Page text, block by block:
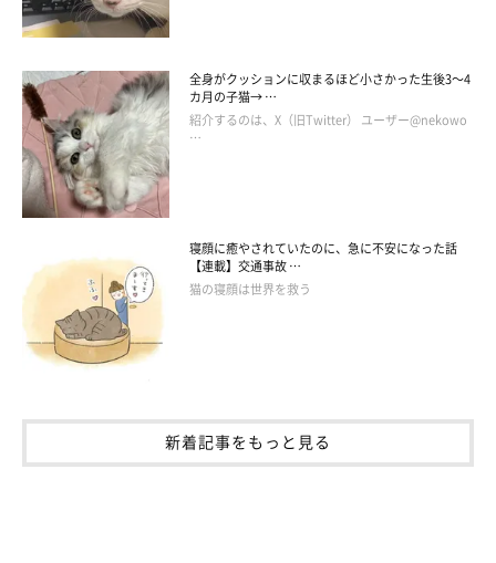
「行かないで」と訴えてくるテトくん
@Tetochannel0523
くん。飼い主さんにお話を伺うと、お出迎えに関する可愛らしい
エピソードを話してくれました。
飼い主さん：
えをしてくれます。ほかにも、ドアの前にいて飼い主が部屋に入
る瞬間に足にスリスリしてくることもありますね」
全身がクッションに収まるほど小さかった生後3～4
カ月の子猫→ …
紹介するのは、X（旧Twitter） ユーザー@nekowo
…
寝顔に癒やされていたのに、急に不安になった話
【連載】交通事故 …
猫の寝顔は世界を救う
新着記事をもっと見る